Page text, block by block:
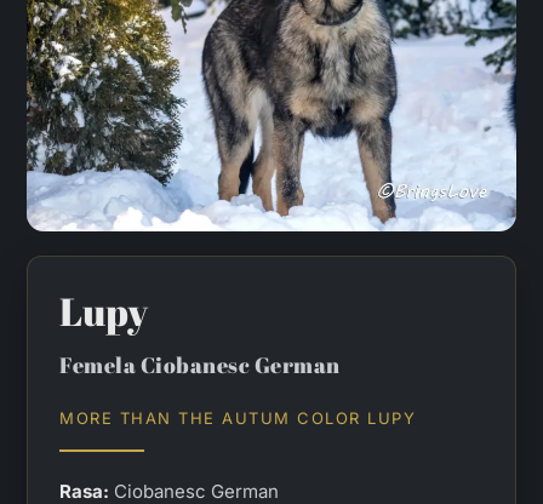
Lupy
Femela Ciobanesc German
MORE THAN THE AUTUM COLOR LUPY
Rasa: Ciobanesc German